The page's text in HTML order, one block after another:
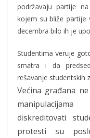
podržavaju partije
kojem su bliže partije
decembra bilo ih je
Studentima veruje
smatra i da
rešavanje studentskih
Većina građana
diskreditovati
protesti su